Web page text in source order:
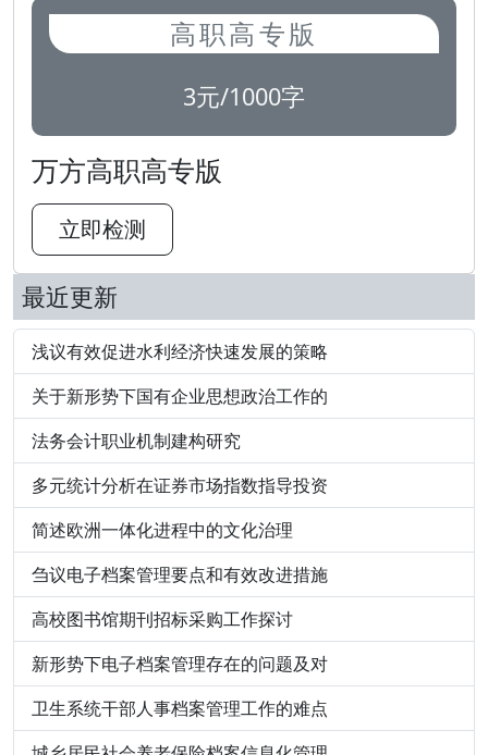
高职高专版
3元/1000字
万方高职高专版
立即检测
最近更新
浅议有效促进水利经济快速发展的策略
关于新形势下国有企业思想政治工作的
法务会计职业机制建构研究
多元统计分析在证券市场指数指导投资
简述欧洲一体化进程中的文化治理
刍议电子档案管理要点和有效改进措施
高校图书馆期刊招标采购工作探讨
新形势下电子档案管理存在的问题及对
卫生系统干部人事档案管理工作的难点